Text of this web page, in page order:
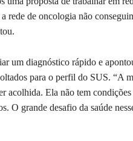
rede de oncologia não
um diagnóstico rápido e
para o perfil do SUS. “A
acolhida. Ela não tem
O grande desafio da saúde